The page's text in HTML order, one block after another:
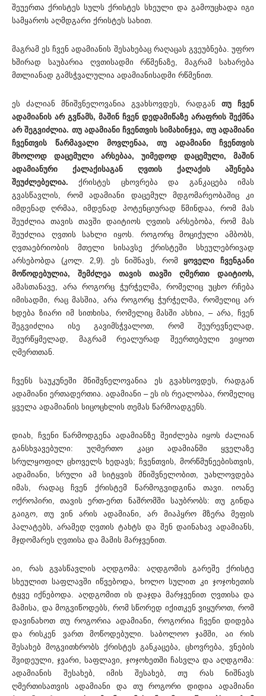
შეუერთა ქრისტეს სულს ქრისტეს სხეული და გამოუცხადა იგი
სამყაროს აღმდგარი ქრისტეს სახით.
მაგრამ ეს ჩვენ ადამიანის შესახებაც რაღაცას გვეუბნება. უფრო
ხშირად საუბარია ღვთისადმი რწმენაზე, მაგრამ სახარება
მთლიანად გამსჭვალულია ადამიანისადმი რწმენით.
ეს ძალიან მნიშვნელოვანია გვახსოვდეს, რადგან თუ ჩვენ
ადამიანის არ გვწამს, მაშინ ჩვენ დედამიწაზე არაფრის შექმნა
არ შეგვიძლია. თუ ადამიანი ჩვენთვის სიმახინჯეა, თუ ადამიანი
ჩვენთვის წარმავალი მოვლენაა, თუ ადამიანი ჩვენთვის
მხოლოდ დაცემული არსებაა, უიმედოდ დაცემული, მაშინ
ადამიანური ქალაქისაგან ღვთის ქალაქის აშენება
შეუძლებელია. ქრისტეს ცხოვრება და განკაცება იმას
გვასწავლის, რომ ადამიანი დაცემულ მდგომარეობაშიც კი
იმდენად ღრმაა, იმდენად პოტენციურად წმინდაა, რომ მას
შეუძლია თავის თავში დაიტიოს ღვთის არსებობა, რომ მას
შეუძლია ღვთის სახლი იყოს. როგორც მოციქული ამბობს,
ღვთაებრიობის მთელი სისავსე ქრისტეში სხეულებრივად
არსებობდა (კოლ. 2,9). ეს ნიშნავს, რომყოველი ჩვენგანი
მოწოდებულია, შემძლეა თავის თავში ღმერთი დაიტიოს,
ამასთანავე, არა როგორც ჭურჭელმა, რომელიც უცხო რჩება
იმისადმი, რაც მასშია, არა როგორც ჭურჭელმა, რომელიც არ
ხდება ზიარი იმ სითხისა, რომელიც მასში ასხია, – არა, ჩვენ
შეგვიძლია ისე გავიმსჭვალოთ, რომ შეურევნელად,
შეურწყმელად, მაგრამ რეალურად შეერთებული ვიყოთ
ღმერთთან.
ჩვენს საუკუნეში მნიშვნელოვანია ეს გვახსოვდეს, რადგან
ადამიანი ერთადერთია. ადამიანი – ეს ის რეალობაა, რომელიც
ყველა ადამიანის სიცოცხლის თემას წარმოადგენს.
დიახ, ჩვენი წარმოდგენა ადამიანზე შეიძლება იყოს ძალიან
განსხვავებული: უღმერთო კაცი ადამიანში ყველაზე
სრულყოფილ ცხოველს ხედავს; ჩვენთვის, მორწმუნეებისთვის,
ადამიანი, სრული ამ სიტყვის მნიშვნელობით, უახლოვდება
იმას, რადაც ჩვენ ქრისტემ წარმოგვიდგინა თავი. იოანე
ოქროპირი, თავის ერთ-ერთ ნაშრომში საუბრობს: თუ გინდა
გაიგო, თუ ვინ არის ადამიანი, არ მიაპყრო მზერა მეფის
პალატებს, არამედ ღვთის ტახტს და შენ დაინახავ ადამიანს,
მჯდომარეს ღვთისა და მამის მარჯვენით.
აი, რას გვასწავლის აღდგომა: აღდგომის გარეშე ქრისტე
სხეულით საფლავში იწვებოდა, ხოლო სულით კი ჯოჯოხეთის
ტყვე იქნებოდა. აღდგომით ის დაჯდა მარჯვენით ღვთისა და
მამისა, და მოგვიწოდებს, რომ სწორედ იქითკენ ვიყუროთ, რომ
დავინახოთ თუ როგორია ადამიანი, როგორია ჩვენი დიდება
და რისკენ ვართ მოწოდებული. საბოლოო ჯამში, აი რის
შესახებ მოგვითხრობს ქრისტეს განკაცება, ცხოვრება, ვნების
შვიდეული, ჯვარი, საფლავი, ჯოჯოხეთში ჩასვლა და აღდგომა:
ადამიანის შესახებ, იმის შესახებ, თუ რას ნიშნავს
ღმერთისათვის ადამიანი და თუ როგორი დიდია ადამიანი